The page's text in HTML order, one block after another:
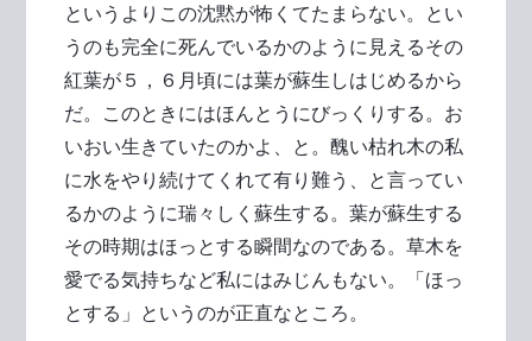
というよりこの沈黙が怖くてたまらない。とい
うのも完全に死んでいるかのように見えるその
紅葉が５，６月頃には葉が蘇生しはじめるから
だ。このときにはほんとうにびっくりする。お
いおい生きていたのかよ、と。醜い枯れ木の私
に水をやり続けてくれて有り難う、と言ってい
るかのように瑞々しく蘇生する。葉が蘇生する
その時期はほっとする瞬間なのである。草木を
愛でる気持ちなど私にはみじんもない。「ほっ
とする」というのが正直なところ。